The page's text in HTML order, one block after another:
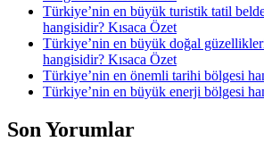
Türkiye’nin en büyük turistik tatil
hangisidir? Kısaca Özet
Türkiye’nin en büyük doğal
hangisidir? Kısaca Özet
Türkiye’nin en önemli tarihi bölgesi
Türkiye’nin en büyük enerji bölgesi
Son Yorumlar